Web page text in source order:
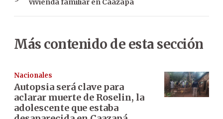
vivienda familiar en Caazapá
Más contenido de esta sección
Nacionales
Autopsia será clave para
aclarar muerte de Roselin, la
adolescente que estaba